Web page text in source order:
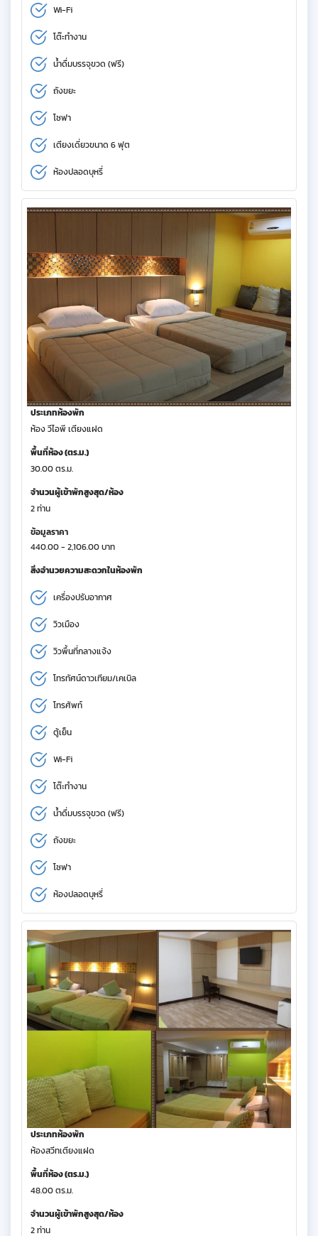
Wi-Fi
โต๊ะทำงาน
น้ำดื่มบรรจุขวด (ฟรี)
ถังขยะ
โซฟา
เตียงเดี่ยวขนาด 6 ฟุต
ห้องปลอดบุหรี่
ประเภทห้องพัก
ห้อง วีไอพี เตียงแฝด
พื้นที่ห้อง (ตร.ม.)
30.00 ตร.ม.
จำนวนผู้เข้าพักสูงสุด/ห้อง
2 ท่าน
ข้อมูลราคา
440.00 - 2,106.00 บาท
สิ่งอำนวยความสะดวกในห้องพัก
เครื่องปรับอากาศ
วิวเมือง
วิวพื้นที่กลางแจ้ง
โทรทัศน์ดาวเทียม/เคเบิล
โทรศัพท์
ตู้เย็น
Wi-Fi
โต๊ะทำงาน
น้ำดื่มบรรจุขวด (ฟรี)
ถังขยะ
โซฟา
ห้องปลอดบุหรี่
ประเภทห้องพัก
ห้องสวีทเตียงแฝด
พื้นที่ห้อง (ตร.ม.)
48.00 ตร.ม.
จำนวนผู้เข้าพักสูงสุด/ห้อง
2 ท่าน